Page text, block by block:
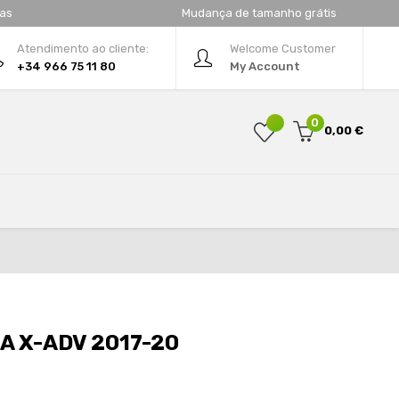
Mudança de tamanho grátis
Welcome Customer
My Account
Atendimento ao cliente:
+34 966 75 11 80
0
0,00 €
X-ADV 2017-20